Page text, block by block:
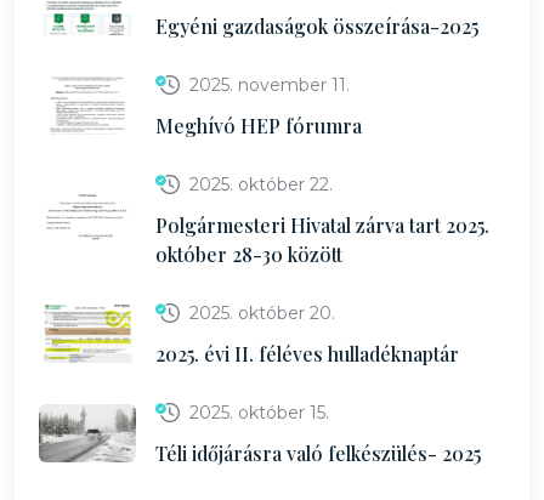
Egyéni gazdaságok összeírása-2025
2025. november 11.
Meghívó HEP fórumra
2025. október 22.
Polgármesteri Hivatal zárva tart 2025.
október 28-30 között
2025. október 20.
2025. évi II. féléves hulladéknaptár
2025. október 15.
Téli időjárásra való felkészülés- 2025